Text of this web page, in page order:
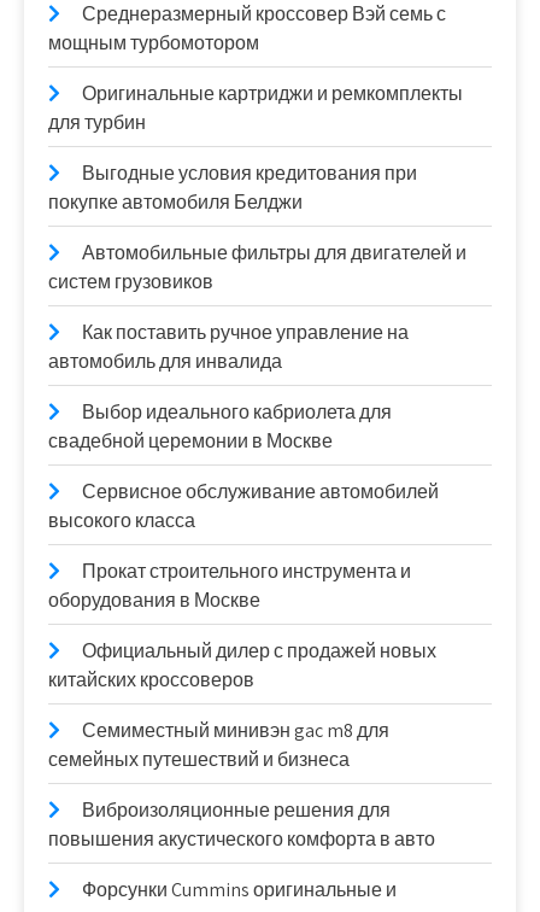
Среднеразмерный кроссовер Вэй семь с
мощным турбомотором
Оригинальные картриджи и ремкомплекты
для турбин
Выгодные условия кредитования при
покупке автомобиля Белджи
Автомобильные фильтры для двигателей и
систем грузовиков
Как поставить ручное управление на
автомобиль для инвалида
Выбор идеального кабриолета для
свадебной церемонии в Москве
Сервисное обслуживание автомобилей
высокого класса
Прокат строительного инструмента и
оборудования в Москве
Официальный дилер с продажей новых
китайских кроссоверов
Семиместный минивэн gac m8 для
семейных путешествий и бизнеса
Виброизоляционные решения для
повышения акустического комфорта в авто
Форсунки Cummins оригинальные и